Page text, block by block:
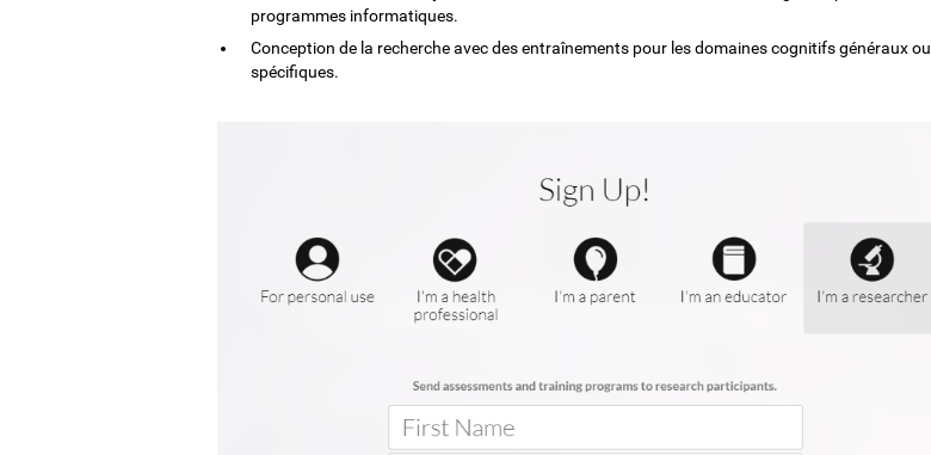
programmes informatiques.
Conception de la recherche avec des entraînements pour les domaines cognitifs généraux ou
spécifiques.